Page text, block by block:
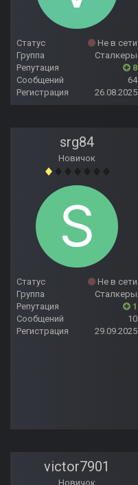
Статус
Не в сети
Группа
Сталкеры
Репутация
8
Сообщений
64
Регистрация
26.08.2025
srg84
Новичок
Статус
Не в сети
Группа
Сталкеры
Репутация
1
Сообщений
10
Регистрация
29.09.2025
victor7901
Новичок